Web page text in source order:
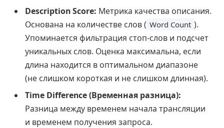
Description Score: Метрика качества описания.
Основана на количестве слов ( Word Count ).
Упоминается фильтрация стоп-слов и подсчет
уникальных слов. Оценка максимальна, если
длина находится в оптимальном диапазоне
(не слишком короткая и не слишком длинная).
Time Difference (Временная разница):
Разница между временем начала трансляции
и временем получения запроса.